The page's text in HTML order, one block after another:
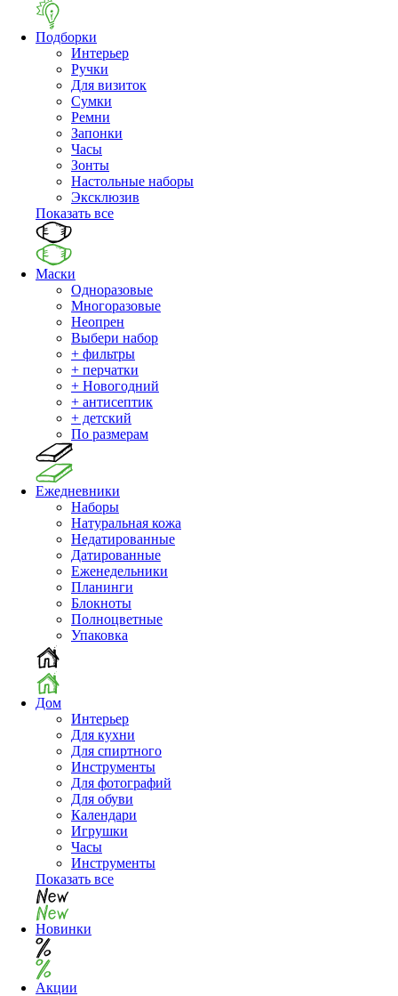
Подборки
Интерьер
Ручки
Для визиток
Сумки
Ремни
Запонки
Часы
Зонты
Настольные наборы
Эксклюзив
Показать все
Маски
Одноразовые
Многоразовые
Неопрен
Выбери набор
+ фильтры
+ перчатки
+ Новогодний
+ антисептик
+ детский
По размерам
Ежедневники
Наборы
Натуральная кожа
Недатированные
Датированные
Еженедельники
Планинги
Блокноты
Полноцветные
Упаковка
Дом
Интерьер
Для кухни
Для спиртного
Инструменты
Для фотографий
Для обуви
Календари
Игрушки
Часы
Инструменты
Показать все
Новинки
Акции